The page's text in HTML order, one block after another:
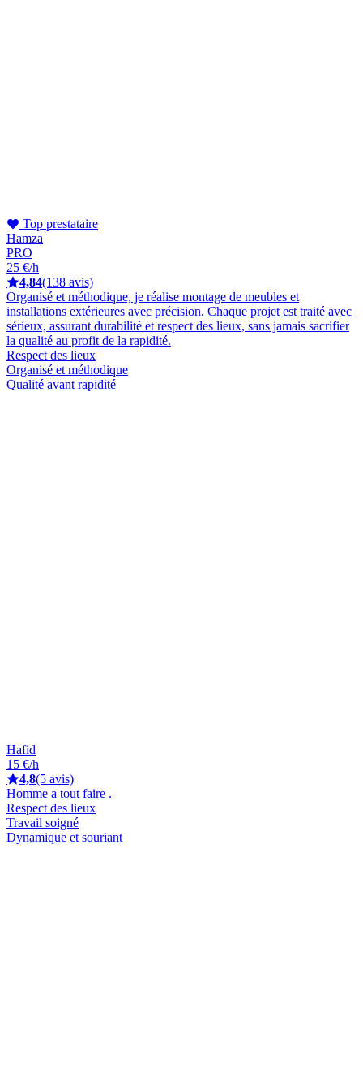
Top prestataire
Hamza
PRO
25 €/h
4,84(138 avis)
Organisé et méthodique, je réalise montage de meubles et
installations extérieures avec précision. Chaque projet est traité avec
sérieux, assurant durabilité et respect des lieux, sans jamais sacrifier
la qualité au profit de la rapidité.
Respect des lieux
Organisé et méthodique
Qualité avant rapidité
Hafid
15 €/h
4,8(5 avis)
Homme a tout faire .
Respect des lieux
Travail soigné
Dynamique et souriant